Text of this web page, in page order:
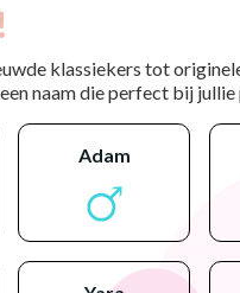
klassiekers tot
naam die perfect bij jullie
adam